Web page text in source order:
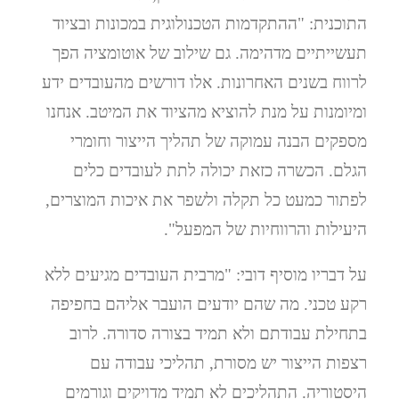
התוכנית: "ההתקדמות הטכנולוגית במכונות ובציוד
תעשייתיים מדהימה. גם שילוב של אוטומציה הפך
לרווח בשנים האחרונות. אלו דורשים מהעובדים ידע
ומיומנות על מנת להוציא מהציוד את המיטב. אנחנו
מספקים הבנה עמוקה של תהליך הייצור וחומרי
הגלם. הכשרה כזאת יכולה לתת לעובדים כלים
לפתור כמעט כל תקלה ולשפר את איכות המוצרים,
היעילות והרווחיות של המפעל".
על דבריו מוסיף דובי: "מרבית העובדים מגיעים ללא
רקע טכני. מה שהם יודעים הועבר אליהם בחפיפה
בתחילת עבודתם ולא תמיד בצורה סדורה. לרוב
רצפות הייצור יש מסורת, תהליכי עבודה עם
היסטוריה. התהליכים לא תמיד מדויקים וגורמים